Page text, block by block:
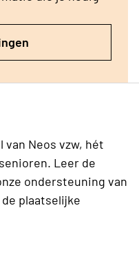
van Neos vzw, hét
Leer de
ondersteuning van
plaatselijke